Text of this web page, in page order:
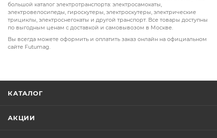
большой каталог электротранспорта: электросамокаты,
электровелосипеды, гироскутеры, электроскутеры, электрические
трициклы, электроснегокаты и другой транспорт. Все товары доступны
по выгодным ценам с доставкой и самовывозом в Москве.
Вы всегда можете оформить и оплатить заказ онлайн на официальном
сайте Futumag.
КАТАЛОГ
АКЦИИ